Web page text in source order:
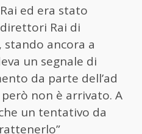
ed era stato
Rai di
ancora a
un segnale di
da parte dell’ad
non è arrivato. A
un tentativo da